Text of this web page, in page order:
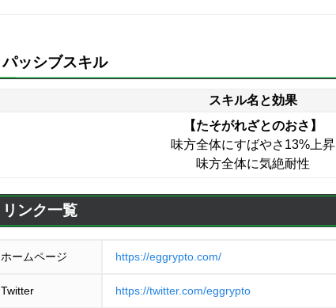
パッシブスキル
スキル名と効果
【たそがれざとのおさ】
味方全体にすばやさ13%上昇
味方全体に気絶耐性
リンク一覧
ホームページ https://eggrypto.com/
Twitter https://twitter.com/eggrypto